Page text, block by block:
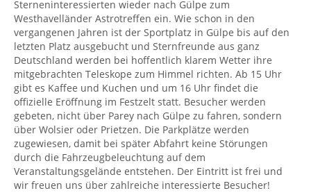
Sterneninteressierten wieder nach Gülpe zum
Westhavelländer Astrotreffen ein. Wie schon in den
vergangenen Jahren ist der Sportplatz in Gülpe bis auf den
letzten Platz ausgebucht und Sternfreunde aus ganz
Deutschland werden bei hoffentlich klarem Wetter ihre
mitgebrachten Teleskope zum Himmel richten. Ab 15 Uhr
gibt es Kaffee und Kuchen und um 16 Uhr findet die
offizielle Eröffnung im Festzelt statt. Besucher werden
gebeten, nicht über Parey nach Gülpe zu fahren, sondern
über Wolsier oder Prietzen. Die Parkplätze werden
zugewiesen, damit bei später Abfahrt keine Störungen
durch die Fahrzeugbeleuchtung auf dem
Veranstaltungsgelände entstehen. Der Eintritt ist frei und
wir freuen uns über zahlreiche interessierte Besucher!